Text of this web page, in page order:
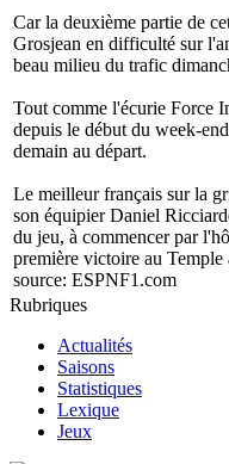
Car la deuxième partie de
Grosjean en difficulté sur
beau milieu du trafic
Tout comme l'écurie Force
depuis le début du week-
demain au départ.
Le meilleur français sur la
son équipier Daniel
du jeu, à commencer par
première victoire au
source: ESPNF1.com
Rubriques
Actualités
Saisons
Statistiques
Lexique
Jeux